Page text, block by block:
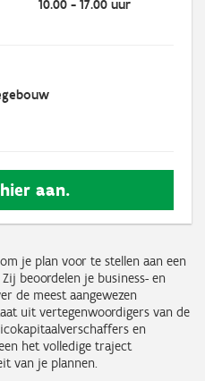
10.00 - 17.00 uur
aan.
je plan voor te stellen aan een
beoordelen je business- en
de meest aangewezen
uit vertegenwoordigers van de
en
het volledige traject
van je plannen.